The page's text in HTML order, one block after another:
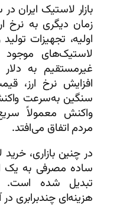
زمان دیگری به نرخ
اولیه، تجهیزات
لاستیک‌های موجود
غیرمستقیم به
افزایش نرخ ارز،
سنگین به‌سرعت
واکنش معمولاً
مردم اتفاق می‌افتد.
در چنین بازاری،
ساده مصرفی به یک
تبدیل شده است.
هزینه‌ای چندبرابری در